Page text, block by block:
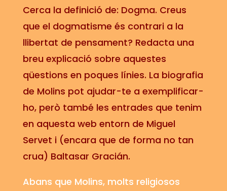
Cerca la definició de: Dogma. Creus
que el dogmatisme és contrari a la
llibertat de pensament? Redacta una
breu explicació sobre aquestes
qüestions en poques línies. La biografia
de Molins pot ajudar-te a exemplificar-
ho, però també les entrades que tenim
en aquesta web entorn de Miguel
Servet i (encara que de forma no tan
crua) Baltasar Gracián.
Abans que Molins, molts religiosos